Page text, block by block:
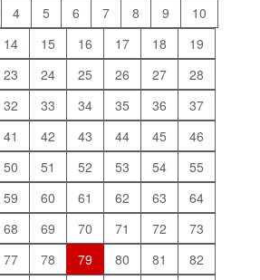
4 5 6 7 8 9
10
14 15 16 17 18
19
23 24 25 26 27
28
32 33 34 35 36
37
41 42 43 44 45
46
50 51 52 53 54
55
59 60 61 62 63
64
68 69 70 71 72
73
77 78 79 80 81
82